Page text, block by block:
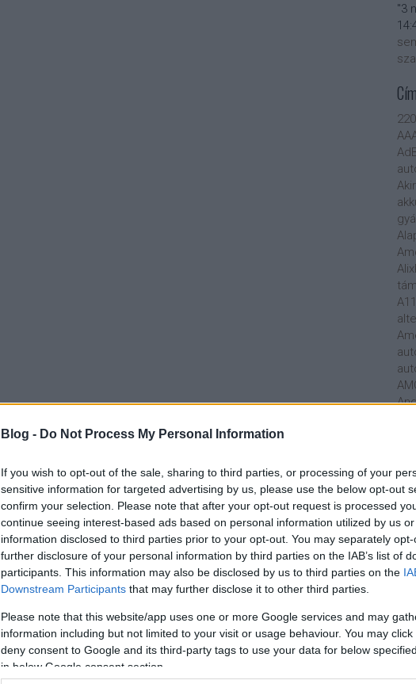
Blog - Do Not Process My Personal Information
If you wish to opt-out of the sale, sharing to third parties, or processing of your
sensitive information for targeted advertising by us, please use the below opt-out
confirm your selection. Please note that after your opt-out request is processed
continue seeing interest-based ads based on personal information utilized by us
information disclosed to third parties prior to your opt-out. You may separately
further disclosure of your personal information by third parties on the IAB’s list of
participants. This information may also be disclosed by us to third parties on the
Downstream Participants that may further disclose it to other third parties.
Please note that this website/app uses one or more Google services and may
information including but not limited to your visit or usage behaviour. You may
deny consent to Google and its third-party tags to use your data for below
in below Google consent section.
"3